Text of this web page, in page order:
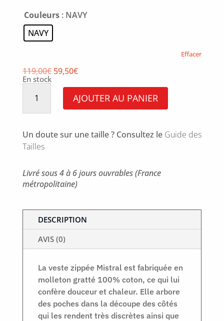
Couleurs : NAVY
NAVY
Effacer
119,00€ 59,50€
En stock
quantité
Sweat AJOUTER AU PANIER
Un doute sur une taille ? Consultez le Guide des
Tailles
Livré sous 4 à 6 jours ouvrables (France
métropolitaine)
DESCRIPTION
AVIS (0)
La veste zippée Mistral est fabriquée en
molleton gratté 100% coton, ce qui lui
confère douceur et chaleur. Elle arbore
des poches dans la découpe des côtés
qui les rendent très discrètes ainsi que